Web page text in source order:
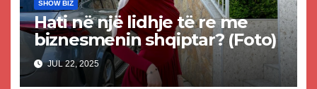
SHOW BIZ
Hati në një lidhje të re me
biznesmenin shqiptar? (Foto)
JUL 22, 2025